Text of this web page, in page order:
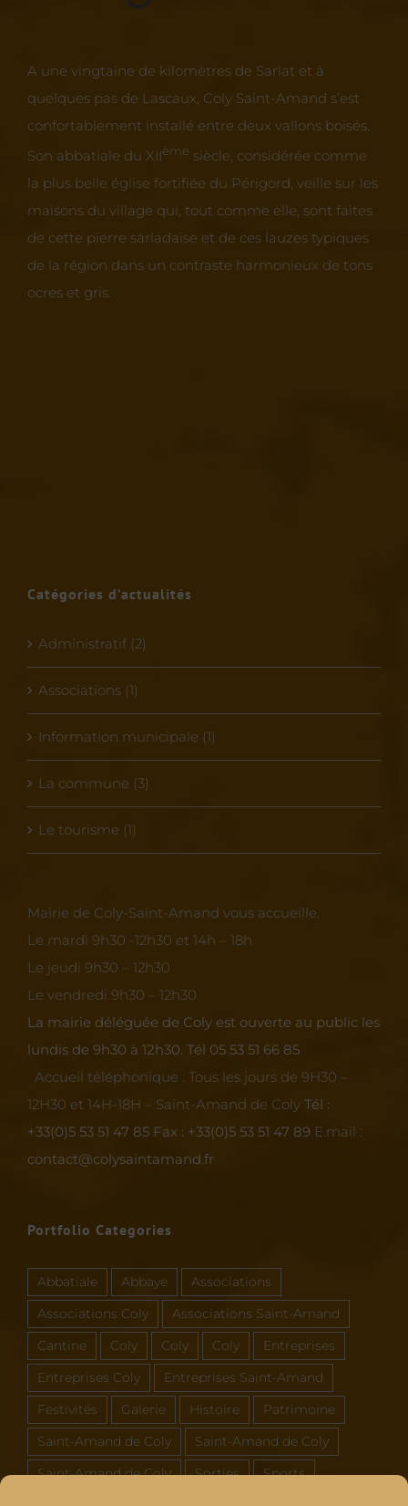
A une vingtaine de kilomètres de Sarlat et à
quelques pas de Lascaux, Coly Saint-Amand s’est
confortablement installé entre deux vallons boisés.
Son abbatiale du XIIème siècle, considérée comme
la plus belle église fortifiée du Périgord, veille sur les
maisons du village qui, tout comme elle, sont faites
de cette pierre sarladaise et de ces lauzes typiques
de la région dans un contraste harmonieux de tons
ocres et gris.
Catégories d’actualités
Administratif (2)
Associations (1)
Information municipale (1)
La commune (3)
Le tourisme (1)
Mairie de Coly-Saint-Amand vous accueille.
Le mardi 9h30 -12h30 et 14h – 18h
Le jeudi 9h30 – 12h30
Le vendredi 9h30 – 12h30
La mairie déléguée de Coly est ouverte au public les
lundis de 9h30 à 12h30. Tél 05 53 51 66 85
Accueil téléphonique : Tous les jours de 9H30 –
12H30 et 14H-18H – Saint-Amand de Coly Tél :
+33(0)5 53 51 47 85 Fax : +33(0)5 53 51 47 89 E.mail :
contact@colysaintamand.fr
Portfolio Categories
Abbatiale Abbaye Associations
Associations Coly Associations Saint-Amand
Cantine Coly Coly Coly Entreprises
Entreprises Coly Entreprises Saint-Amand
Festivités Galerie Histoire Patrimoine
Saint-Amand de Coly Saint-Amand de Coly
Saint-Amand de Coly Sorties Sports